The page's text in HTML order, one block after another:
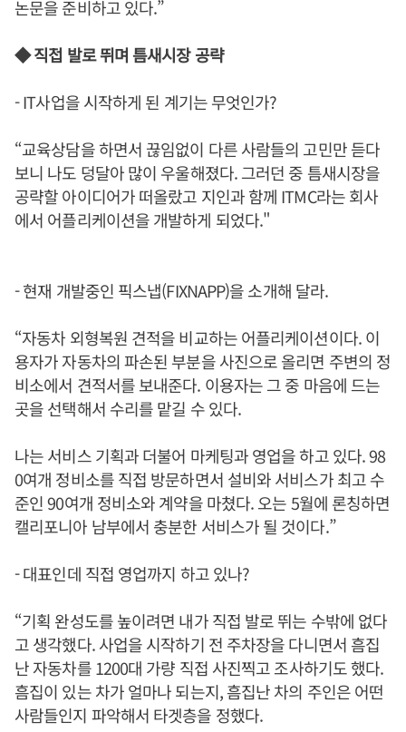
논문을 준비하고 있다.”
◆ 직접 발로 뛰며 틈새시장 공략
- IT사업을 시작하게 된 계기는 무엇인가?
“교육상담을 하면서 끊임없이 다른 사람들의 고민만 듣다
보니 나도 덩달아 많이 우울해졌다. 그러던 중 틈새시장을
공략할 아이디어가 떠올랐고 지인과 함께 ITMC라는 회사
에서 어플리케이션을 개발하게 되었다."
- 현재 개발중인 픽스냅(FIXNAPP)을 소개해 달라.
“자동차 외형복원 견적을 비교하는 어플리케이션이다. 이
용자가 자동차의 파손된 부분을 사진으로 올리면 주변의 정
비소에서 견적서를 보내준다. 이용자는 그 중 마음에 드는
곳을 선택해서 수리를 맡길 수 있다.
나는 서비스 기획과 더불어 마케팅과 영업을 하고 있다. 98
0여개 정비소를 직접 방문하면서 설비와 서비스가 최고 수
준인 90여개 정비소와 계약을 마쳤다. 오는 5월에 론칭하면
캘리포니아 남부에서 충분한 서비스가 될 것이다.”
- 대표인데 직접 영업까지 하고 있나?
“기획 완성도를 높이려면 내가 직접 발로 뛰는 수밖에 없다
고 생각했다. 사업을 시작하기 전 주차장을 다니면서 흠집
난 자동차를 1200대 가량 직접 사진찍고 조사하기도 했다.
흠집이 있는 차가 얼마나 되는지, 흠집난 차의 주인은 어떤
사람들인지 파악해서 타겟층을 정했다.